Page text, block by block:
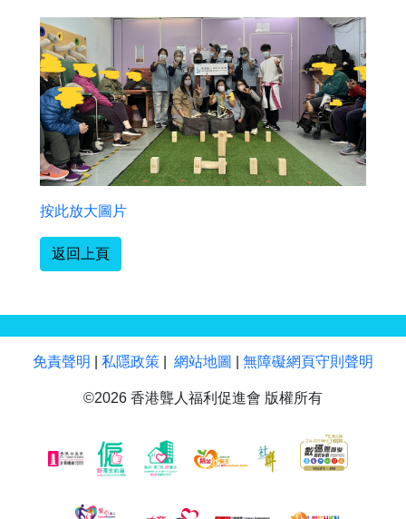
按此放大圖片
返回上頁
免責聲明 私隱政策 網站地圖 無障礙網頁守則聲明
©2026 香港聾人福利促進會 版權所有